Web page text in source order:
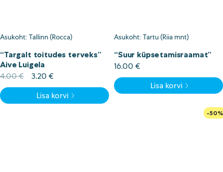
Asukoht: Tallinn (Rocca)
“Targalt toitudes terveks”
Aive Luigela
4.00€
Algne
hind
oli:
4.00 €.
3.20 €
price
is:
3.20 €.
Lisa korvi
Asukoht: Tartu (Riia mnt)
“Suur küpsetamisraamat”
16.00 €
Lisa korvi
-50%